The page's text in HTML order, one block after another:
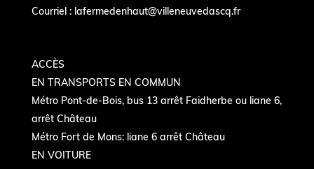
Courriel : lafermedenhaut@villeneuvedascq.fr
ACCÈS
EN TRANSPORTS EN COMMUN
Métro Pont-de-Bois, bus 13 arrêt Faidherbe ou liane 6,
arrêt Château
Métro Fort de Mons: liane 6 arrêt Château
EN VOITURE